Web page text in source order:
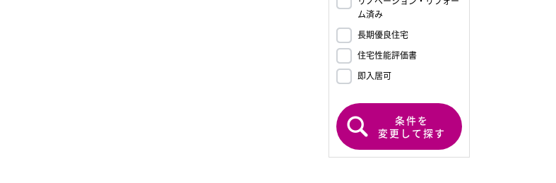
ム済み
長期優良住宅
住宅性能評価書
即入居可
条件を
変更して探す